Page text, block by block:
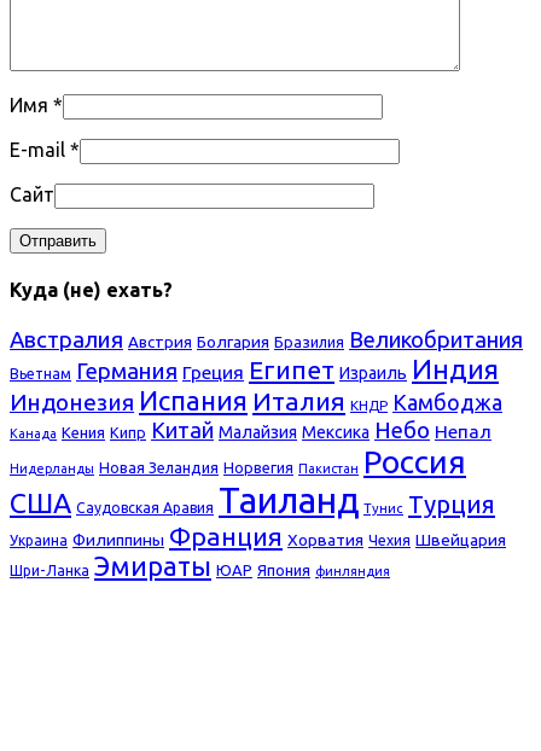
Имя *
E-mail *
Сайт
Куда (не) ехать?
Австралия Австрия Болгария Бразилия Великобритания
Вьетнам Германия Греция Египет Израиль Индия
Индонезия Испания Италия КНДР Камбоджа
Канада Кения Кипр Китай Малайзия Мексика Небо Непал
Нидерланды Новая Зеландия Норвегия Пакистан Россия
США Саудовская Аравия Таиланд Тунис Турция
Украина Филиппины Франция Хорватия Чехия Швейцария
Шри-Ланка Эмираты ЮАР Япония финляндия